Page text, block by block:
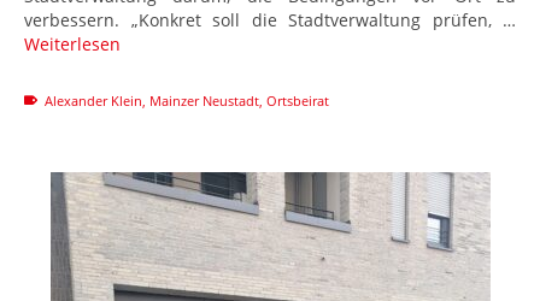
verbessern. „Konkret soll die Stadtverwaltung prüfen, …
Weiterlesen
Alexander Klein Mainzer Neustadt Ortsbeirat